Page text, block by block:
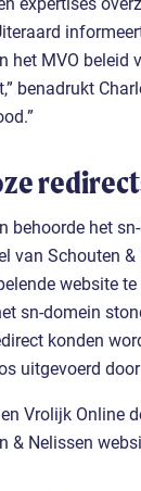
het MVO beleid
benadrukt
behoorde het
van Schouten
website
sn-domein
konden
uitgevoerd
Vrolijk Online
& Nelissen